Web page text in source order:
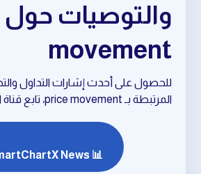
movement
للحصول على أحدث إشارات التداول
المرتبطة بـ price movement، تابع قناة الأخبار الخاصة بنا:
📊 SmartChartX News